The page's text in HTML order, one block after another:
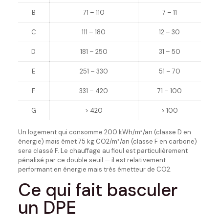
B 71 – 110 7 – 11
C 111 – 180 12 – 30
D 181 – 250 31 – 50
E 251 – 330 51 – 70
F 331 – 420 71 – 100
G > 420 > 100
Un logement qui consomme 200 kWh/m²/an (classe D en
énergie) mais émet 75 kg CO2/m²/an (classe F en carbone)
sera classé F. Le chauffage au fioul est particulièrement
pénalisé par ce double seuil — il est relativement
performant en énergie mais très émetteur de CO2.
Ce qui fait basculer
un DPE